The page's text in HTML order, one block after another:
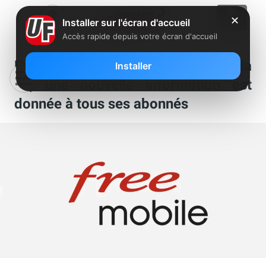
Free Mobile se met en règle avec la
loi, une nouvelle information est
donnée à tous ses abonnés
✕
Installer sur l'écran d'accueil
Accès rapide depuis votre écran d'accueil
Installer